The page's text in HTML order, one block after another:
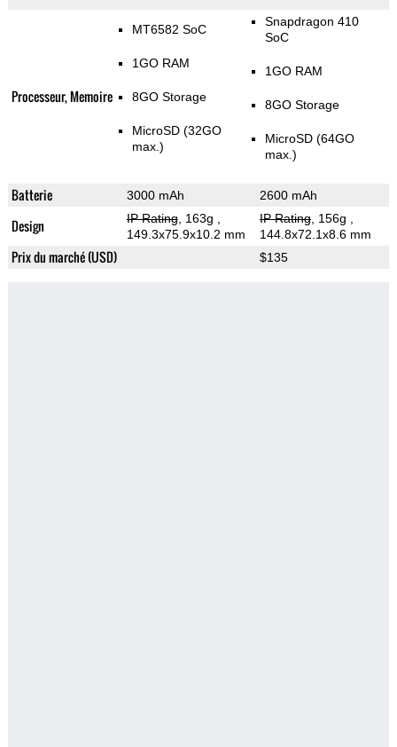
Processeur, Memoire
MT6582 SoC
1GO RAM
8GO Storage
MicroSD (32GO
max.)
Snapdragon 410
SoC
1GO RAM
8GO Storage
MicroSD (64GO
max.)
Batterie 3000 mAh 2600 mAh
Design IP Rating, 163g
149.3x75.9x10.2 mm
IP Rating, 156g
144.8x72.1x8.6 mm
Prix du marché (USD) $135